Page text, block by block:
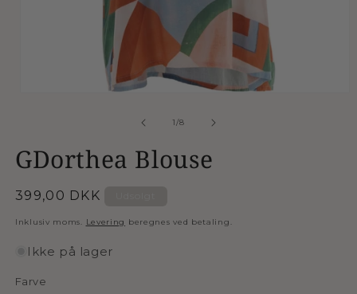
1/af
8
GDorthea Blouse
Normalpris
399,00 DKK
Inklusiv moms. Levering beregnes ved betaling.
Ikke på lager
Farve